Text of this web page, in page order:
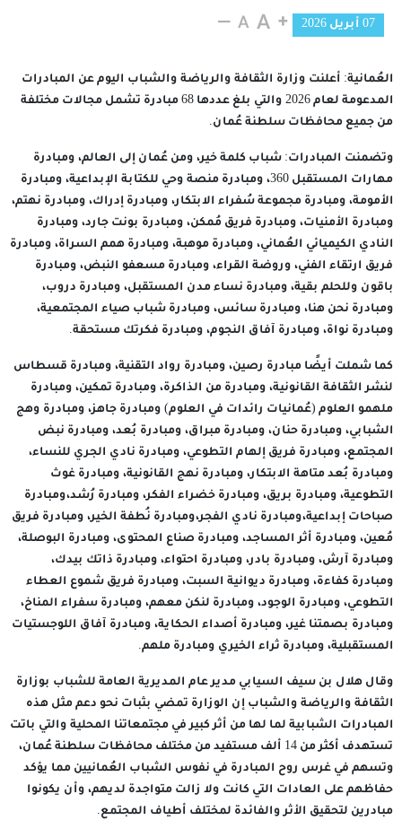
07 أبريل 2026
العُمانية: أعلنت وزارة الثقافة والرياضة والشباب اليوم عن المبادرات
المدعومة لعام 2026 والتي بلغ عددها 68 مبادرة تشمل مجالات مختلفة
من جميع محافظات سلطنة عُمان.
وتضمنت المبادرات: شباب كلمة خير، ومن عُمان إلى العالم، ومبادرة
مهارات المستقبل 360، ومبادرة منصة وحي للكتابة الإبداعية، ومبادرة
الأمومة، ومبادرة مجموعة سُفراء الابتكار، ومبادرة إدراك، ومبادرة نهتم،
ومبادرة الأمنيات، ومبادرة فريق مُمكن، ومبادرة بونت جارد، ومبادرة
النادي الكيميائي العُماني، ومبادرة موهبة، ومبادرة همم السراة، ومبادرة
فريق ارتقاء الفني، وروضة القراء، ومبادرة مسعفو النبض، ومبادرة
باقون وللحلم بقية، ومبادرة نساء مدن المستقبل، ومبادرة دروب،
ومبادرة نحن هنا، ومبادرة سائس، ومبادرة شباب صياء المجتمعية،
ومبادرة نواة، ومبادرة آفاق النجوم، ومبادرة فكرتك مستحقة.
كما شملت أيضًا مبادرة رصين، ومبادرة رواد التقنية، ومبادرة قسطاس
لنشر الثقافة القانونية، ومبادرة من الذاكرة، ومبادرة تمكين، ومبادرة
ملهمو العلوم (عُمانيات رائدات في العلوم) ومبادرة جاهز، ومبادرة وهج
الشبابي، ومبادرة حنان، ومبادرة مبراق، ومبادرة بُعد، ومبادرة نبض
المجتمع، ومبادرة فريق إلهام التطوعي، ومبادرة نادي الجري للنساء،
ومبادرة بُعد متاهة الابتكار، ومبادرة نهج القانونية، ومبادرة غوث
التطوعية، ومبادرة بريق، ومبادرة خضراء الفكر، ومبادرة رُشد،ومبادرة
صباحات إبداعية،ومبادرة نادي الفجر،ومبادرة نُطفة الخير، ومبادرة فريق
مُعين، ومبادرة أثر المساجد، ومبادرة صناع المحتوى، ومبادرة البوصلة،
ومبادرة آرش، ومبادرة بادر، ومبادرة احتواء، ومبادرة ذاتك بيدك،
ومبادرة كفاءة، ومبادرة ديوانية السبت، ومبادرة فريق شموع العطاء
التطوعي، ومبادرة الوجود، ومبادرة لنكن معهم، ومبادرة سفراء المناخ،
ومبادرة بصمتنا غير، ومبادرة أصداء الحكاية، ومبادرة آفاق اللوجستيات
المستقبلية، ومبادرة ثراء الخيري ومبادرة ملهم.
وقال هلال بن سيف السيابي مدير عام المديرية العامة للشباب بوزارة
الثقافة والرياضة والشباب إن الوزارة تمضي بثبات نحو دعم مثل هذه
المبادرات الشبابية لما لها من أثر كبير في مجتمعاتنا المحلية والتي باتت
تستهدف أكثر من 14 ألف مستفيد من مختلف محافظات سلطنة عُمان،
وتسهم في غرس روح المبادرة في نفوس الشباب العُمانيين مما يؤكد
حفاظهم على العادات التي كانت ولا زالت متواجدة لديهم، وأن يكونوا
مبادرين لتحقيق الأثر والفائدة لمختلف أطياف المجتمع.